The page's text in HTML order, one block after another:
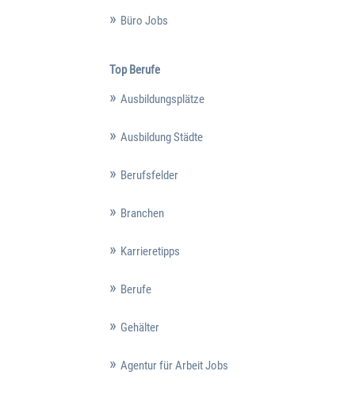
Büro Jobs
Top Berufe
Ausbildungsplätze
Ausbildung Städte
Berufsfelder
Branchen
Karrieretipps
Berufe
Gehälter
Agentur für Arbeit Jobs